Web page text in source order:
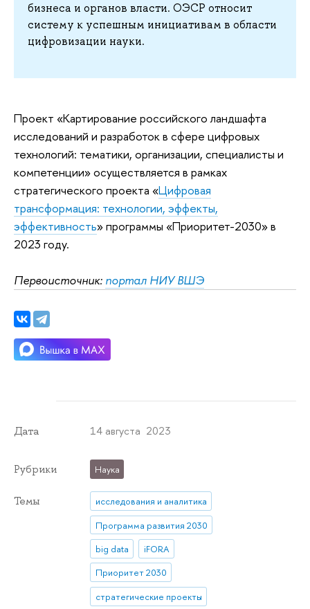
бизнеса и органов власти. ОЭСР относит
систему к успешным инициативам в области
цифровизации науки.
Проект «Картирование российского ландшафта
исследований и разработок в сфере цифровых
технологий: тематики, организации, специалисты и
компетенции» осуществляется в рамках
стратегического проекта «Цифровая
трансформация: технологии, эффекты,
эффективность» программы «Приоритет-2030» в
2023 году.
Первоисточник: портал НИУ ВШЭ
Дата 14 августа 2023
Рубрики Наука
Темы
исследования и аналитика
Программа развития 2030
big data
iFORA
Приоритет 2030
стратегические проекты